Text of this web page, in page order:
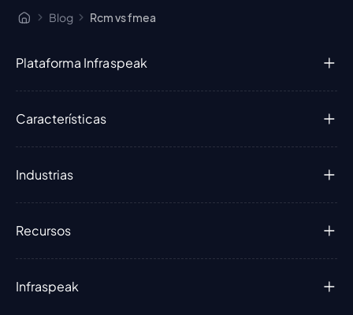
Blog Rcm vs fmea
Plataforma Infraspeak
Características
Industrias
Recursos
Infraspeak